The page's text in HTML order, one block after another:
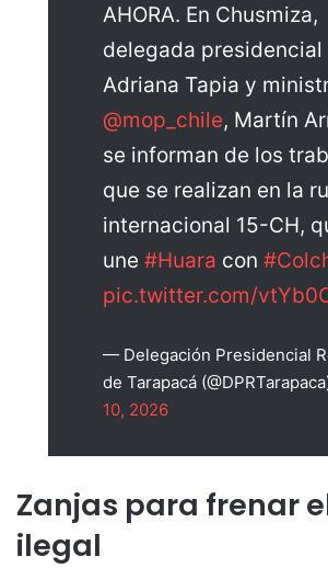
AHORA. En Chusmiza,
delegada presidencial
Adriana Tapia y
@mop_chile, Martín
se informan de los
que se realizan en la
internacional 15-CH,
une #Huara con
pic.twitter.com/
— Delegación Presidencial
de Tarapacá
10, 2026
Zanjas para frenar
ilegal